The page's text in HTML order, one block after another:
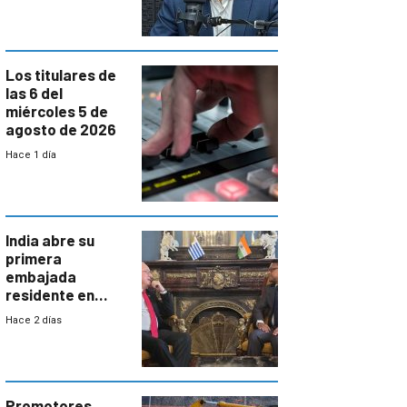
Los titulares de
las 6 del
miércoles 5 de
agosto de 2026
Hace 1 día
India abre su
primera
embajada
residente en
Uruguay y crecen
enorme
potencial
Hace 2 días